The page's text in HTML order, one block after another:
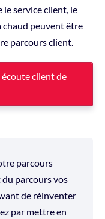
service client, le
chaud peuvent être
parcours client.
client de
parcours
du parcours vos
de réinventer
par mettre en